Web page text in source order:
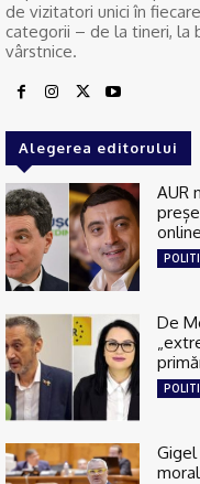
de vizitatori unici în
categorii – de la tineri, la
vârstnice.
Alegerea editorului
AUR
De